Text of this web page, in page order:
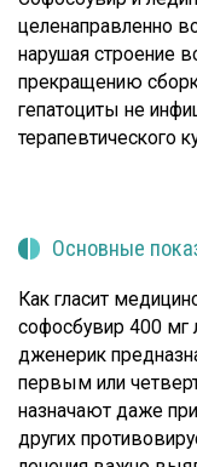
целенаправленно
нарушая строение
прекращению
гепатоциты не
терапевтического
Основные
Как гласит
софосбувир 400 мг
дженерик
первым или
назначают даже
других